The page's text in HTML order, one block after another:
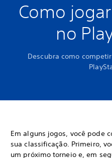
Como
no
Descubra como
Em alguns jogos, você pode
sua classificação. Primeiro,
um próximo torneio e, em